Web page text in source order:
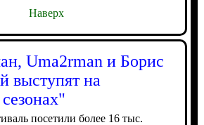
Наверх
Uma2rman и Борис
выступят на
посетили более 16 тыс.